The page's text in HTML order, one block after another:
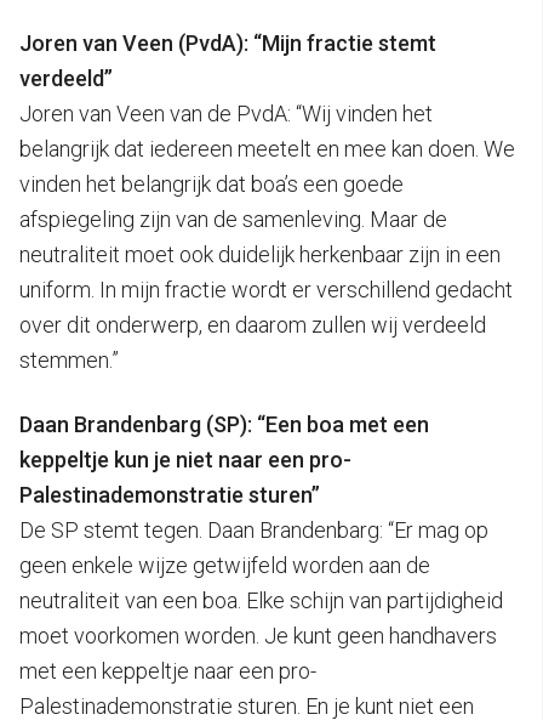
Joren van Veen (PvdA): “Mijn fractie stemt
verdeeld”
Joren van Veen van de PvdA: “Wij vinden het
belangrijk dat iedereen meetelt en mee kan doen. We
vinden het belangrijk dat boa’s een goede
afspiegeling zijn van de samenleving. Maar de
neutraliteit moet ook duidelijk herkenbaar zijn in een
uniform. In mijn fractie wordt er verschillend gedacht
over dit onderwerp, en daarom zullen wij verdeeld
stemmen.”
Daan Brandenbarg (SP): “Een boa met een
keppeltje kun je niet naar een pro-
Palestinademonstratie sturen”
De SP stemt tegen. Daan Brandenbarg: “Er mag op
geen enkele wijze getwijfeld worden aan de
neutraliteit van een boa. Elke schijn van partijdigheid
moet voorkomen worden. Je kunt geen handhavers
met een keppeltje naar een pro-
Palestinademonstratie sturen. En je kunt niet een